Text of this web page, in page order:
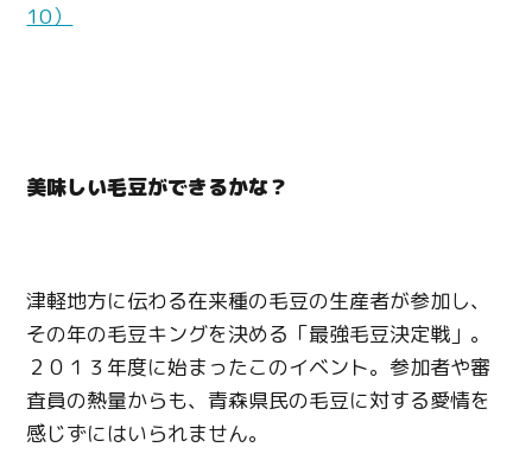
10）
美味しい毛豆ができるかな？
津軽地方に伝わる在来種の毛豆の生産者が参加し、
その年の毛豆キングを決める「最強毛豆決定戦」。
２０１３年度に始まったこのイベント。参加者や審
査員の熱量からも、青森県民の毛豆に対する愛情を
感じずにはいられません。